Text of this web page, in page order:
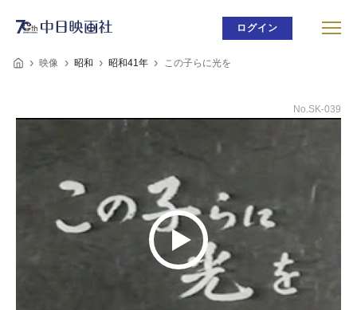
ログイン
映像 昭和 昭和41年 この子らに光を
No.SK-039